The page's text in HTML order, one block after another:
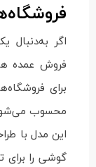
اگر به‌دنبال
فروش عمده
برای
محسوب
این مدل با
گوشی را برای